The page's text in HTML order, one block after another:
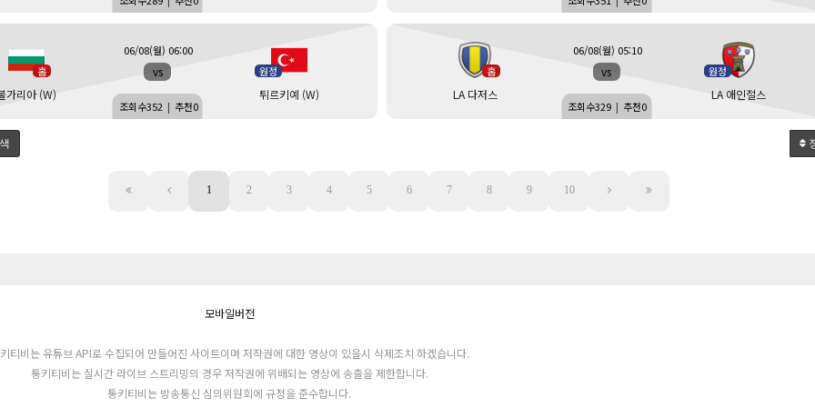
홈
가리아 (W)
vs 원정
튀르키예 (W)
06/08(월) 06:00
조회수352 | 추천0
홈
LA 다저스
vs 원정
LA 애인절스
06/08(월) 05:10
조회수329 | 추천0
1 2 3 4 5 6 7 8 9 10
모바일버전
티비는 유튜브 API로 수집되어 만들어진 사이트이며 저작권에 대한 영상이 있을시 삭제조치 하겠습니다.
통키티비는 실시간 라이브 스트리밍의 경우 저작권에 위배되는 영상에 송출을 제한합니다.
통키티비는 방송통신 심의위원회에 규정을 준수합니다.